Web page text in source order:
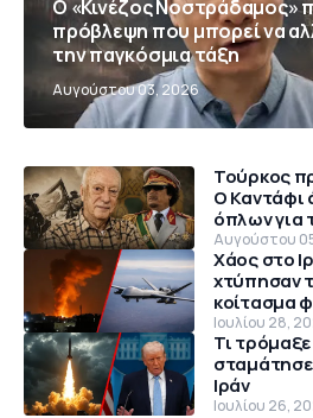
Ο «Κινέζος Νοστράδαμος»
πρόβλεψη που μπορεί να
την παγκόσμια τάξη
Αυγούστου 03, 2026
Τούρκος
Ο Καντάφι
όπλων για
Κύπρο το
Αυγούστου
Χάος στο
χτύπησαν
κοίτασμα
Θρίλερ με
Reaper
Ιουλίου 28,
Τι
σταμάτησε
Ιράν
Ιουλίου 26,